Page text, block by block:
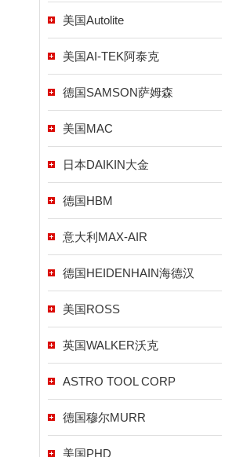
美国Autolite
美国AI-TEK阿泰克
德国SAMSON萨姆森
美国MAC
日本DAIKIN大金
德国HBM
意大利MAX-AIR
德国HEIDENHAIN海德汉
美国ROSS
英国WALKER沃克
ASTRO TOOL CORP
德国穆尔MURR
美国PHD